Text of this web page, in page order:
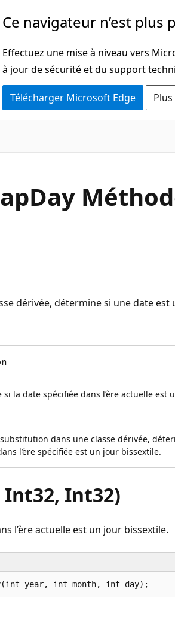
Ce navigateur n’est plus
Effectuez une mise à niveau vers
à jour de sécurité et du support
Télécharger Microsoft Edge
Day
dérivée, détermine si une date est
si la date spécifiée dans l’ère actuelle est
substitution dans une classe dérivée,
l’ère spécifiée est un jour bissextile.
Int32)
l’ère actuelle est un jour bissextile.
year, int month, int day);